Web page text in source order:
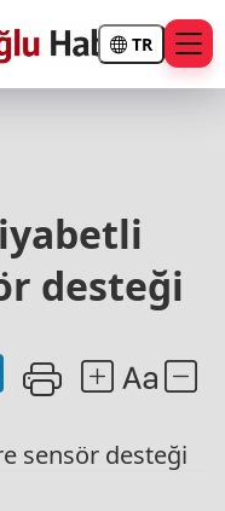
TR
desteği
sensör desteği